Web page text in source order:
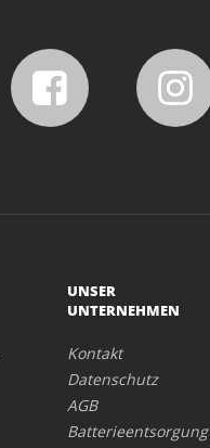
UNSER
UNTERNEHMEN
Kontakt
Datenschutz
AGB
Batterieentsorgung